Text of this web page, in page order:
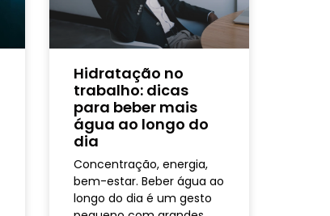
Hidratação no
trabalho: dicas
para beber mais
água ao longo do
dia
Concentração, energia,
bem-estar. Beber água ao
longo do dia é um gesto